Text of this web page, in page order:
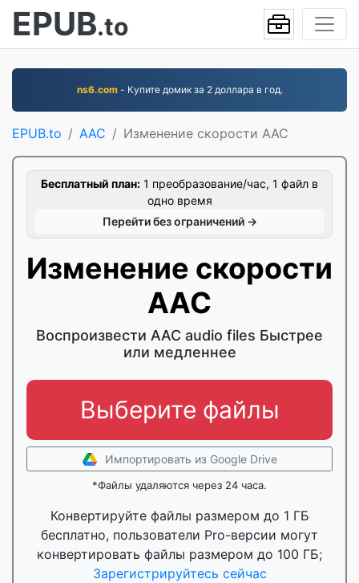
EPUB.to
ns6.com- Купите домик за 2 доллара в год.
EPUB.to AAC Изменение скорости AAC
Бесплатный план: 1 преобразование/час, 1 файл в
одно время
Перейти без ограничений →
Изменение скорости
AAC
Воспроизвести AAC audio files Быстрее
или медленнее
Выберите файлы
Импортировать из Google Drive
*Файлы удаляются через 24 часа.
Конвертируйте файлы размером до 1 ГБ
бесплатно, пользователи Pro-версии могут
конвертировать файлы размером до 100 ГБ;
Зарегистрируйтесь сейчас